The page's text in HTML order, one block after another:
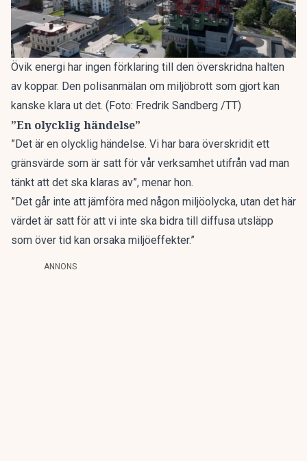
Övik energi har ingen förklaring till den överskridna halten
av koppar. Den polisanmälan om miljöbrott som gjort kan
kanske klara ut det. (Foto: Fredrik Sandberg /TT)
”En olycklig händelse”
”Det är en olycklig händelse. Vi har bara överskridit ett
gränsvärde som är satt för vår verksamhet utifrån vad man
tänkt att det ska klaras av”, menar hon.
”Det går inte att jämföra med någon miljöolycka, utan det här
värdet är satt för att vi inte ska bidra till diffusa utsläpp
som över tid kan orsaka miljöeffekter.”
ANNONS